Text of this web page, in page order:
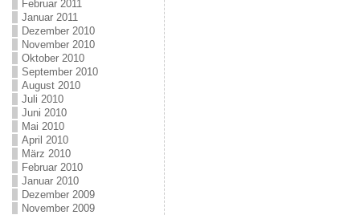
Februar 2011
Januar 2011
Dezember 2010
November 2010
Oktober 2010
September 2010
August 2010
Juli 2010
Juni 2010
Mai 2010
April 2010
März 2010
Februar 2010
Januar 2010
Dezember 2009
November 2009